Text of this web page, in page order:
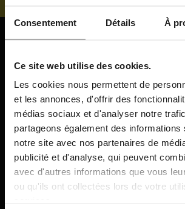
Consentement Détails À
Ce site web utilise des cookies.
Les cookies nous permettent de
et les annonces, d'offrir des
médias sociaux et d'analyser notre
partageons également des
notre site avec nos partenaires de
publicité et d'analyse, qui peuvent
avec d'autres informations que vous
ou qu'ils ont collectées lors de votre
La certification qualité Qualiopi a été
formation.